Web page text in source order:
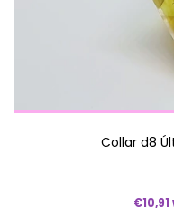
Collar d8
€10,91